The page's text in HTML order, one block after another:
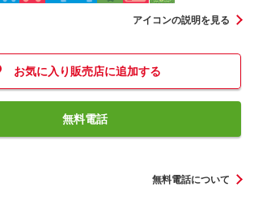
アイコンの説明を見る
お気に入り販売店に追加する
無料電話
無料電話について